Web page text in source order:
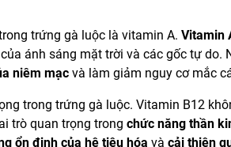
trứng gà luộc là vitamin A. Vitamin
ánh sáng mặt trời và các gốc tự do.
niêm mạc và làm giảm nguy cơ mắc
trong trứng gà luộc. Vitamin B12
trò quan trọng trong chức năng thần
ổn định của hệ tiêu hóa và cải thiện